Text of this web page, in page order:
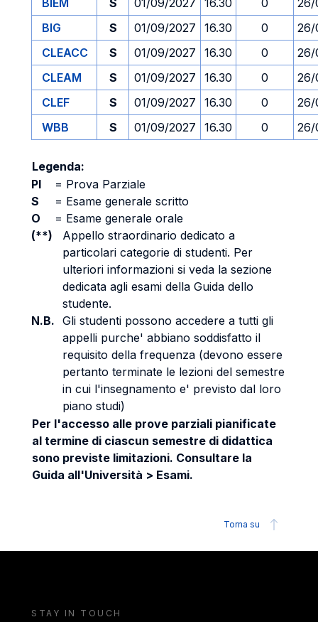
BIEM S 01/09/2027 16.30 0
26/
BIG
S 01/09/2027 16.30 0
26/
CLEACC
S 01/09/2027 16.30 0
26/
CLEAM
S 01/09/2027 16.30 0
26/
CLEF
S 01/09/2027 16.30 0
26/
WBB
S 01/09/2027 16.30 0 26/
Legenda:
PI
= Prova Parziale
S
= Esame generale scritto
O
= Esame generale orale
(**)
Appello straordinario dedicato a
particolari categorie di studenti. Per
ulteriori informazioni si veda la sezione
dedicata agli esami della Guida dello
studente.
N.B. Gli studenti possono accedere a tutti gli
appelli purche' abbiano soddisfatto il
requisito della frequenza (devono essere
pertanto terminate le lezioni del semestre
in cui l'insegnamento e' previsto dal loro
piano studi)
Per l'accesso alle prove parziali pianificate
al termine di ciascun semestre di didattica
sono previste limitazioni. Consultare la
Guida all'Università > Esami.
Torna su
STAY IN TOUCH